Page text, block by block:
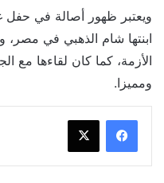
ويعتبر ظهور أصالة في حفل
ابنتها شام الذهبي في مصر،
الأزمة، كما كان لقاءها مع
ومميزا.